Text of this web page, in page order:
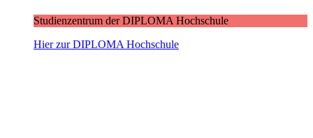
Studienzentrum der DIPLOMA Hochschule
Hier zur DIPLOMA Hochschule